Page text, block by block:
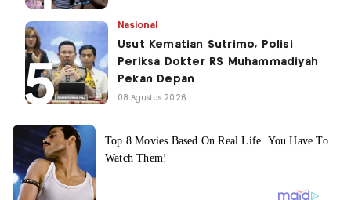
Nasional
Usut Kematian Sutrimo, Polisi
Periksa Dokter RS Muhammadiyah
Pekan Depan
08 Agustus 2026